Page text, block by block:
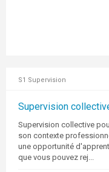
S1 Supervision
Supervision
Supervision collective
son contexte
une opportunité
que vous pouvez rej...